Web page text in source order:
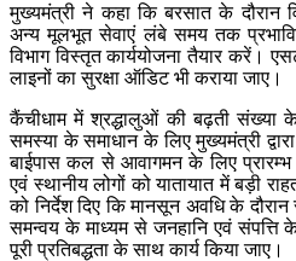
मुख्यमंत्री ने कहा कि बरसात के दौरान
अन्य मूलभूत सेवाएं लंबे समय तक
विभाग विस्तृत कार्ययोजना तैयार करें।
लाइनों का सुरक्षा ऑडिट भी कराया जाए।
कैंचीधाम में श्रद्धालुओं की बढ़ती संख्या
समस्या के समाधान के लिए मुख्यमंत्री
बाईपास कल से आवागमन के लिए
एवं स्थानीय लोगों को यातायात में बड़ी
को निर्देश दिए कि मानसून अवधि के दौरान
समन्वय के माध्यम से जनहानि एवं
पूरी प्रतिबद्धता के साथ कार्य किया जाए।